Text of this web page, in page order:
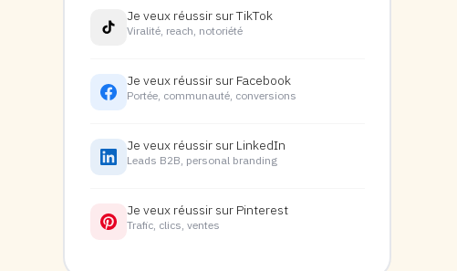
Je veux réussir sur TikTok
Viralité, reach, notoriété
Je veux réussir sur Facebook
Portée, communauté, conversions
Je veux réussir sur LinkedIn
Leads B2B, personal branding
Je veux réussir sur Pinterest
Trafic, clics, ventes